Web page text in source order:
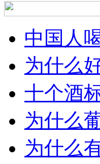
中国人
为什么
十个酒
为什么
为什么